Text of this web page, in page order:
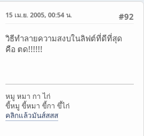
#92
15 เม.ย. 2005, 00:54 น.
วิธีทำลายความสงบในลิฟต์ที่ดีที่สุด
คือ ตด!!!!!!
หมู หมา กา ไก่
ขี้หมู ขี้หมา ขี้กา ขึ้ไก่
คลิกแล้วมันส์สสส